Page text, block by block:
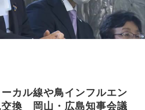
カル線や鳥インフルエン
交換 岡山・広島知事会議